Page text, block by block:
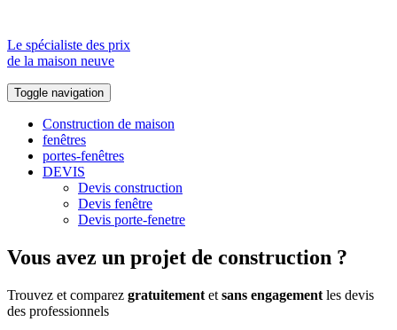
Le spécialiste des prix
de la maison neuve
Toggle navigation
Construction de maison
fenêtres
portes-fenêtres
DEVIS
Devis construction
Devis fenêtre
Devis porte-fenetre
Vous avez un projet de construction ?
Trouvez et comparez gratuitement et sans engagement les devis
des professionnels